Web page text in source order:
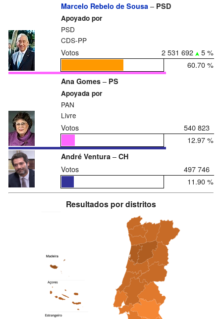
Marcelo Rebelo de Sousa – PSD
Apoyado por
PSD
CDS-PP
Votos 2 531 692
5 %
60.70 %
Ana Gomes – PS
Apoyada por
PAN
Livre
Votos
540 823
12.97 %
André Ventura – CH
Votos
497 746
11.90 %
Resultados por distritos